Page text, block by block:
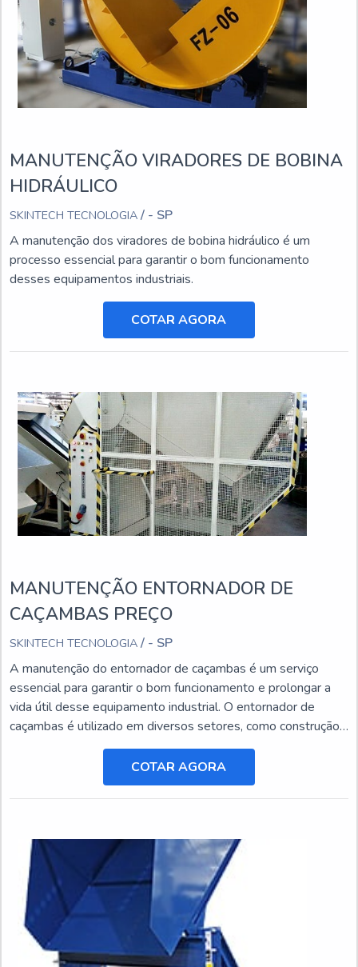
MANUTENÇÃO VIRADORES DE BOBINA
HIDRÁULICO
SKINTECH TECNOLOGIA / - SP
A manutenção dos viradores de bobina hidráulico é um
processo essencial para garantir o bom funcionamento
desses equipamentos industriais.
COTAR AGORA
MANUTENÇÃO ENTORNADOR DE
CAÇAMBAS PREÇO
SKINTECH TECNOLOGIA / - SP
A manutenção do entornador de caçambas é um serviço
essencial para garantir o bom funcionamento e prolongar a
vida útil desse equipamento industrial. O entornador de
caçambas é utilizado em diversos setores, como construção
civil, mineração e agricultura, e está sujeito a desgastes e
danos ao longo do tempo.COTAR AGORA